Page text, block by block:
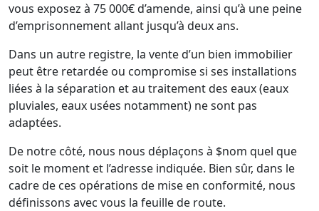
vous exposez à 75 000€ d’amende, ainsi qu’à une peine
d’emprisonnement allant jusqu’à deux ans.
Dans un autre registre, la vente d’un bien immobilier
peut être retardée ou compromise si ses installations
liées à la séparation et au traitement des eaux (eaux
pluviales, eaux usées notamment) ne sont pas
adaptées.
De notre côté, nous nous déplaçons à $nom quel que
soit le moment et l’adresse indiquée. Bien sûr, dans le
cadre de ces opérations de mise en conformité, nous
définissons avec vous la feuille de route.